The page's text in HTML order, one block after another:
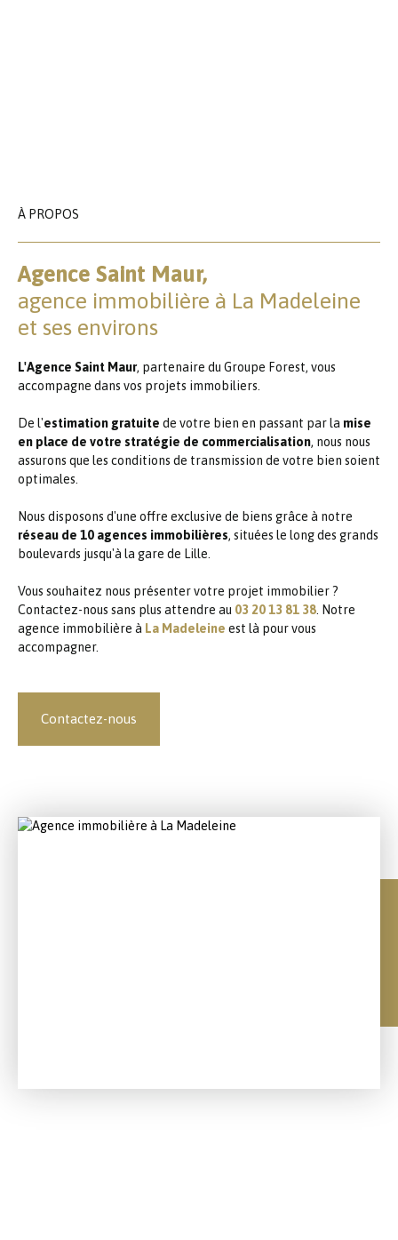
À PROPOS
Agence Saint Maur,
agence immobilière à La Madeleine
et ses environs
L'Agence Saint Maur, partenaire du Groupe Forest, vous
accompagne dans vos projets immobiliers.
De l'estimation gratuite de votre bien en passant par la mise
en place de votre stratégie de commercialisation, nous nous
assurons que les conditions de transmission de votre bien soient
optimales.
Nous disposons d'une offre exclusive de biens grâce à notre
réseau de 10 agences immobilières, situées le long des grands
boulevards jusqu'à la gare de Lille.
Vous souhaitez nous présenter votre projet immobilier ?
Contactez-nous sans plus attendre au 03 20 13 81 38 . Notre
agence immobilière à La Madeleine est là pour vous
accompagner.
Contactez-nous